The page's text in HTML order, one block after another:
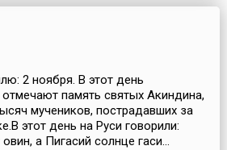
2 ноября. В этот день
память святых Акиндина,
мучеников, пострадавших за
этот день на Руси говорили:
а Пигасий солнце гаси...